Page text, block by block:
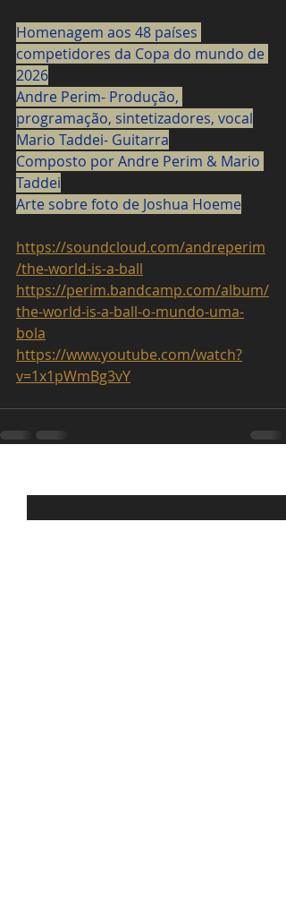
Homenagem aos 48 países
competidores da Copa do mundo de
2026
Andre Perim- Produção,
programação, sintetizadores, vocal
Mario Taddei- Guitarra
Composto por Andre Perim & Mario
Taddei
Arte sobre foto de Joshua Hoeme
https://soundcloud.com/andreperim
/the-world-is-a-ball
https://perim.bandcamp.com/album/
the-world-is-a-ball-o-mundo-uma-
bola
https://www.youtube.com/watch?
v=1x1pWmBg3vY